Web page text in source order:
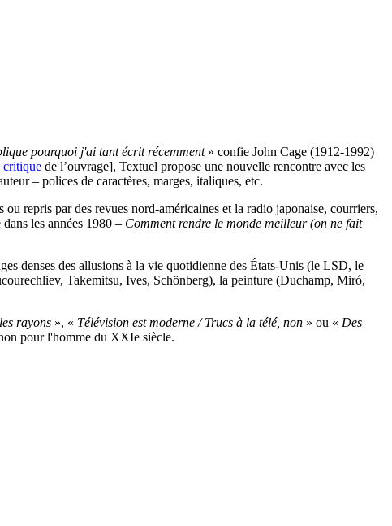
pourquoi j'ai tant écrit récemment» confie John Cage (1912-1992)
critique de l’ouvrage], Textuel propose une nouvelle rencontre avec les
– polices de caractères, marges, italiques, etc.
repris par des revues nord-américaines et la radio japonaise, courriers,
les années 1980 – Comment rendre le monde meilleur (on ne fait
denses des allusions à la vie quotidienne des États-Unis (le LSD, le
Takemitsu, Ives, Schönberg), la peinture (Duchamp, Miró,
rayons », « Télévision est moderne / Trucs à la télé, non » ou « Des
pour l'homme du XXIe siècle.